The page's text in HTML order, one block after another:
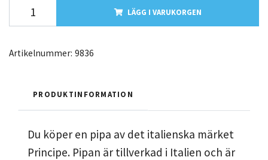
LÄGG I VARUKORGEN
Artikelnummer: 9836
PRODUKTINFORMATION
Du köper en pipa av det italienska märket
Principe. Pipan är tillverkad i Italien och är